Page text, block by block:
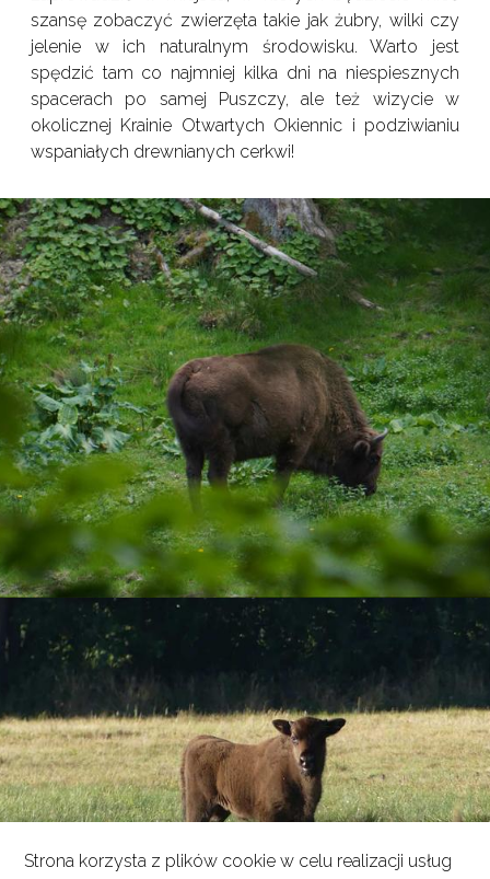
szansę zobaczyć zwierzęta takie jak żubry, wilki czy
jelenie w ich naturalnym środowisku. Warto jest
spędzić tam co najmniej kilka dni na niespiesznych
spacerach po samej Puszczy, ale też wizycie w
okolicznej Krainie Otwartych Okiennic i podziwianiu
wspaniałych drewnianych cerkwi!
Strona korzysta z plików cookie w celu realizacji usług